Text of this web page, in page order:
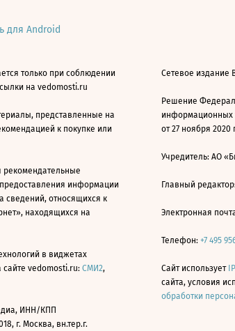
для Android
только при соблюдении
на vedomosti.ru
представленные на
к покупке или
информации
сведений, относящихся к
находящихся на
в виджетах
vedomosti.ru: СМИ2,
ИНН/КПП
г. Москва, вн.тер.г.
Сетевое издание
Решение
информационных
от 27 ноября 2020
Учредитель: АО
Главный
Электронная
Телефон: +7 495
Сайт использует
сайта, условия
обработки